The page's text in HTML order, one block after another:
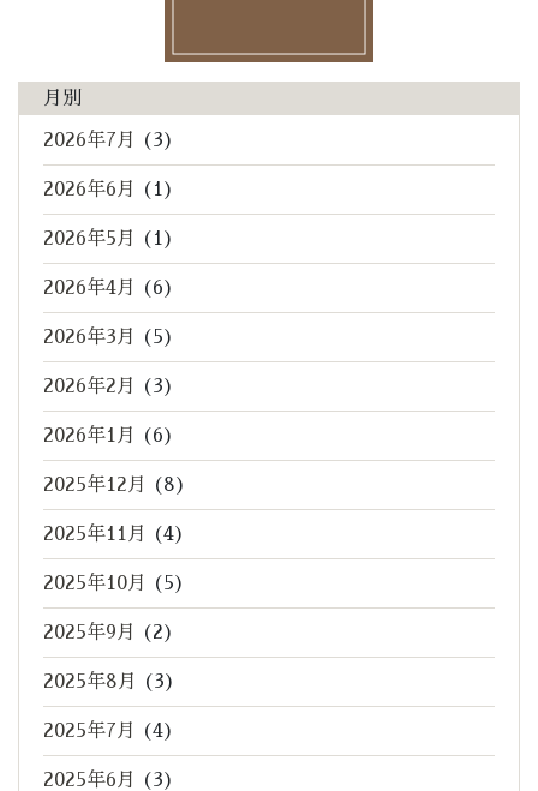
月別
2026年7月 (3)
2026年6月 (1)
2026年5月 (1)
2026年4月 (6)
2026年3月 (5)
2026年2月 (3)
2026年1月 (6)
2025年12月 (8)
2025年11月 (4)
2025年10月 (5)
2025年9月 (2)
2025年8月 (3)
2025年7月 (4)
2025年6月 (3)